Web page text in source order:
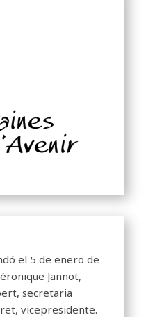
el 5 de enero de
Jannot,
secretaria
vicepresidente.